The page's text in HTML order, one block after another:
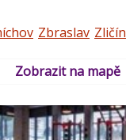
Zbraslav Zličín
Zobrazit na mapě